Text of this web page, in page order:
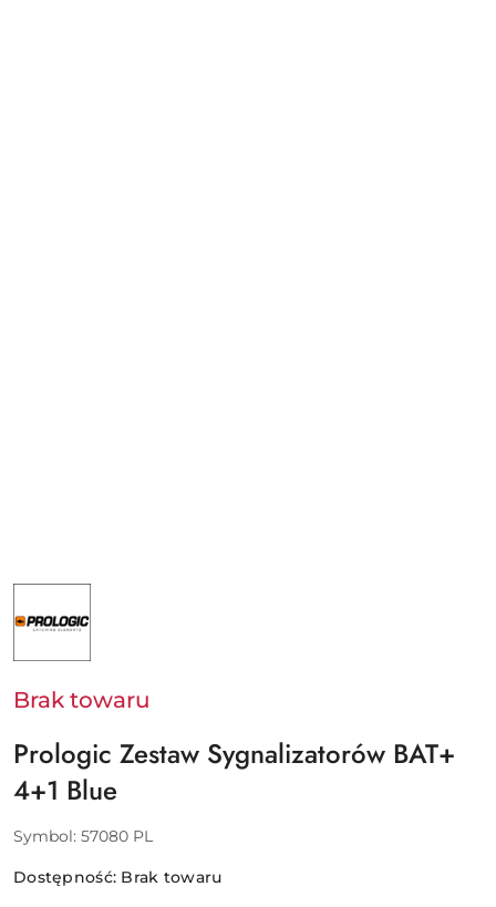
NAZWA
PROLOGIC
SPORT
Brak towaru
Prologic Zestaw Sygnalizatorów BAT+
4+1 Blue
Symbol: 57080 PL
Dostępność: Brak towaru